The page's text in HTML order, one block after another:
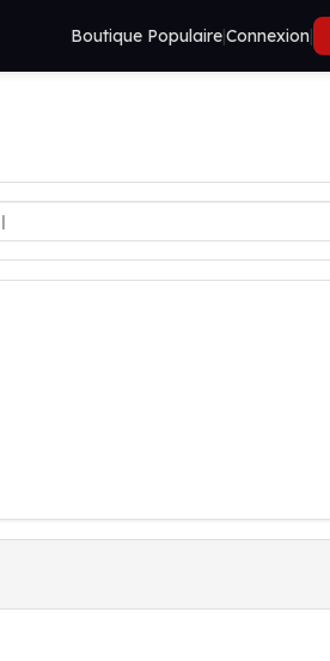
Boutique Populaire|Connexion|